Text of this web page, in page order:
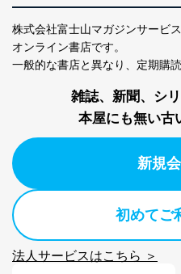
当社は、本人から、開示対
の通知を求められた場合に
す。ただし、以下①～④の
利用目的の通知を行なうこ
は、本人に遅滞無くその旨
説明させていただきます。
①利用目的を本人に通知し
害するおそれがある場合
当該事業者の権利又は正当
③国の機関又は地方公共団
用目的を本人に通知し、又
株式会社富士山マガジンサービス
オンライン書店です。
一般的な書店と異なり、 定期購
雑誌、新聞、シ
本屋にも無い古
新規
初めてご
法人サービスはこちら ＞